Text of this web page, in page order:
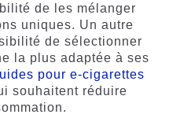
de les mélanger
uniques. Un autre
de sélectionner
la plus adaptée à ses
pour e-cigarettes
souhaitent réduire